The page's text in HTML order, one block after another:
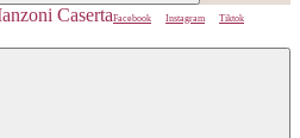
Facebook Instagram
Tiktok